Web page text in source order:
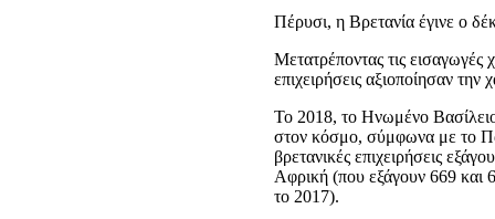
Πέρυσι, η Βρετανία έγινε ο
Μετατρέποντας τις εισαγωγές
επιχειρήσεις αξιοποίησαν
Το 2018, το Ηνωμένο
στον κόσμο, σύμφωνα με το
βρετανικές επιχειρήσεις
Αφρική (που εξάγουν 669 και
το 2017).